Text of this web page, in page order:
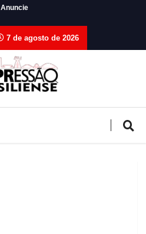
Anuncie
7 de agosto de 2026